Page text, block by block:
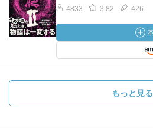
4833 3.82 426
もっと見る